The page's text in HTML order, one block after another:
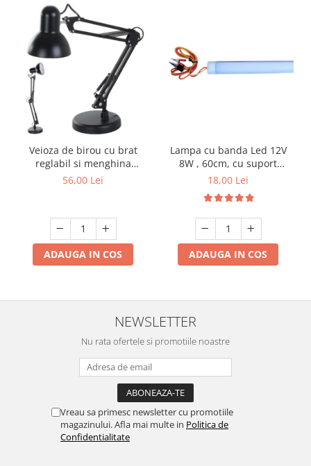
Veioza de birou cu brat
reglabil si menghina
inclusa, model MT-811
56,00 Lei
ADAUGA IN COS
Lampa cu banda Led 12V
8W , 60cm, cu suport
aluminiu si clesti de
18,00 Lei
ADAUGA IN COS
NEWSLETTER
Nu rata ofertele si promotiile noastre
Vreau sa primesc newsletter cu promotiile
magazinului. Afla mai multe in Politica de
Confidentialitate